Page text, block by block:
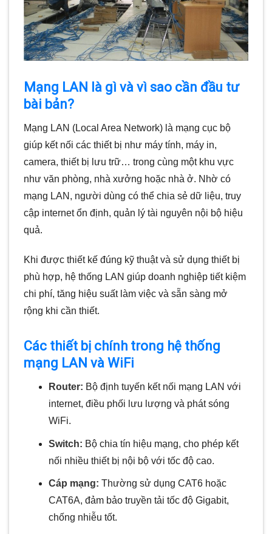
Mạng LAN là gì và vì sao cần đầu tư
bài bản?
Mạng LAN (Local Area Network) là mạng cục bộ
giúp kết nối các thiết bị như máy tính, máy in,
camera, thiết bị lưu trữ… trong cùng một khu vực
như văn phòng, nhà xưởng hoặc nhà ở. Nhờ có
mạng LAN, người dùng có thể chia sẻ dữ liệu, truy
cập internet ổn định, quản lý tài nguyên nội bộ hiệu
quả.
Khi được thiết kế đúng kỹ thuật và sử dụng thiết bị
phù hợp, hệ thống LAN giúp doanh nghiệp tiết kiệm
chi phí, tăng hiệu suất làm việc và sẵn sàng mở
rộng khi cần thiết.
Các thiết bị chính trong hệ thống
mạng LAN và WiFi
Router: Bộ định tuyến kết nối mạng LAN với
internet, điều phối lưu lượng và phát sóng
WiFi.
Switch: Bộ chia tín hiệu mạng, cho phép kết
nối nhiều thiết bị nội bộ với tốc độ cao.
Cáp mạng: Thường sử dụng CAT6 hoặc
CAT6A, đảm bảo truyền tải tốc độ Gigabit,
chống nhiễu tốt.